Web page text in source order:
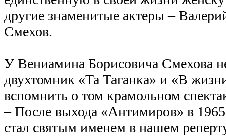
другие знаменитые актеры –
Смехов.
У Вениамина Борисовича Смехова
двухтомник «Та Таганка» и «В
вспомнить о том крамольном
– После выхода «Антимиров» в
стал святым именем в нашем